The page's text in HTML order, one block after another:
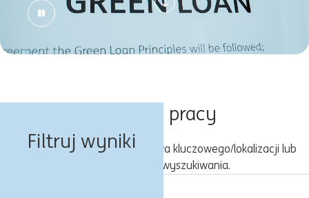
Filtruj wyniki
0 oferty pracy
Spróbuj z inną kombinacją słowa kluczowego/lokalizacji lub
rozszerz kryteria wyszukiwania.